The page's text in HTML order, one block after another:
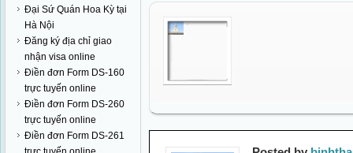
Đại Sứ Quán Hoa Kỳ tại
Hà Nội
Đăng ký địa chỉ giao
nhận visa online
Điền đơn Form DS-160
trực tuyến online
Điền đơn Form DS-260
trực tuyến online
Điền đơn Form DS-261